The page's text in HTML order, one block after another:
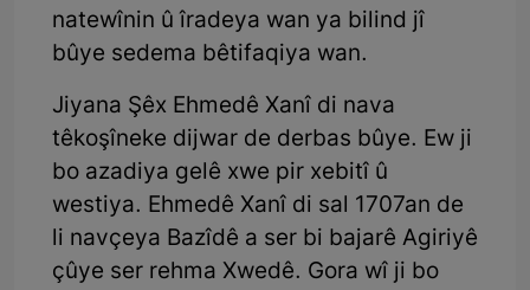
natewînin û îradeya wan ya bilind jî
bûye sedema bêtifaqiya wan.
Jiyana Şêx Ehmedê Xanî di nava
têkoşîneke dijwar de derbas bûye. Ew ji
bo azadiya gelê xwe pir xebitî û
westiya. Ehmedê Xanî di sal 1707an de
li navçeya Bazîdê a ser bi bajarê Agiriyê
çûye ser rehma Xwedê. Gora wî ji bo